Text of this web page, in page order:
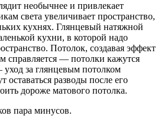
необычнее и привлекает
света увеличивает пространство,
кухнях. Глянцевый натяжной
кухни, в которой надо
Потолок, создавая эффект
справляется — потолки кажутся
за глянцевым потолком
оставаться разводы после его
дороже матового потолка.
пара минусов.